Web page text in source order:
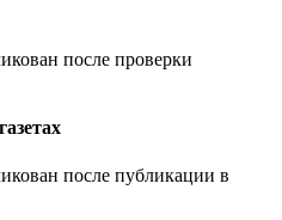
после проверки
после публикации в